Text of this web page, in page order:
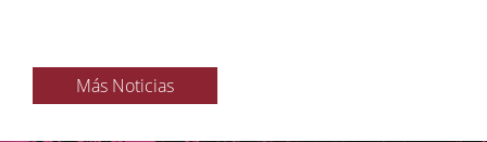
Más Noticias